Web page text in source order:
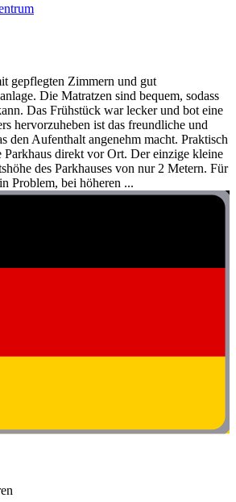
gepflegten Zimmern und gut
Die Matratzen sind bequem, sodass
Das Frühstück war lecker und bot eine
hervorzuheben ist das freundliche und
den Aufenthalt angenehm macht. Praktisch
Parkhaus direkt vor Ort. Der einzige kleine
des Parkhauses von nur 2 Metern. Für
Problem, bei höheren ...